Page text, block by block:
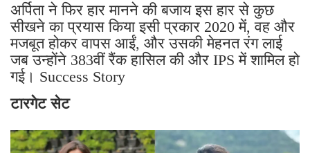
अर्पिता ने फिर हार मानने की बजाय इस हार से कुछ
सीखने का प्रयास किया इसी प्रकार 2020 में, वह और
मजबूत होकर वापस आईं, और उसकी मेहनत रंग लाई
जब उन्होंने 383वीं रैंक हासिल की और IPS में शामिल हो
गई। Success Story
टारगेट सेट